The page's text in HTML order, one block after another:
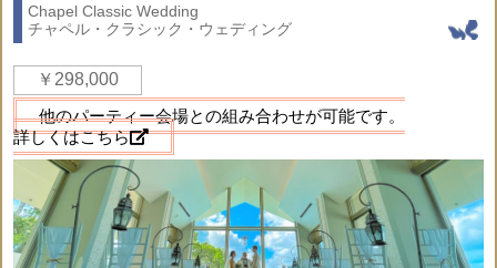
Chapel Classic Wedding
チャペル・クラシック・ウェディング
￥298,000
他のパーティー会場との組み合わせが可能です。
詳しくはこちら